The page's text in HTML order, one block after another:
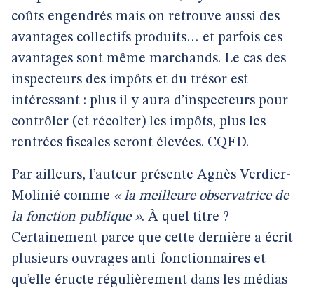
coûts engendrés mais on retrouve aussi des
avantages collectifs produits… et parfois ces
avantages sont même marchands. Le cas des
inspecteurs des impôts et du trésor est
intéressant : plus il y aura d’inspecteurs pour
contrôler (et récolter) les impôts, plus les
rentrées fiscales seront élevées. CQFD.
Par ailleurs, l’auteur présente Agnès Verdier-
Molinié comme « la meilleure observatrice de
la fonction publique ». À quel titre ?
Certainement parce que cette dernière a écrit
plusieurs ouvrages anti-fonctionnaires et
qu’elle éructe régulièrement dans les médias